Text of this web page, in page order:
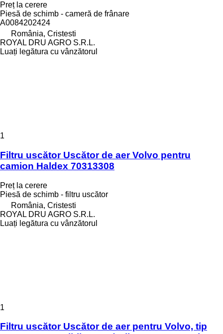
Preț la cerere
Piesă de schimb - cameră de frânare
A0084202424
România, Cristesti
ROYAL DRU AGRO S.R.L.
Luați legătura cu vânzătorul
1
Filtru uscător Uscător de aer Volvo pentru
camion Haldex 70313308
Preț la cerere
Piesă de schimb - filtru uscător
România, Cristesti
ROYAL DRU AGRO S.R.L.
Luați legătura cu vânzătorul
1
Filtru uscător Uscător de aer pentru Volvo, tip